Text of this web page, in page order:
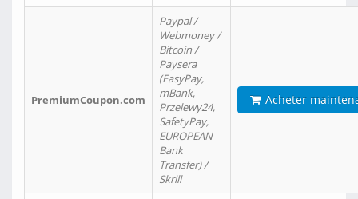
PremiumCoupon.com
Paypal /
Webmoney /
Bitcoin /
Paysera
(EasyPay,
mBank,
Przelewy24,
SafetyPay,
EUROPEAN
Bank
Transfer) /
Skrill
Acheter